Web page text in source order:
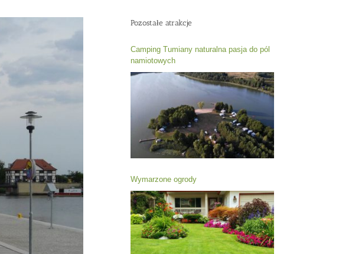
Pozostałe atrakcje
Camping Tumiany naturalna pasja do pól
namiotowych
Wymarzone ogrody